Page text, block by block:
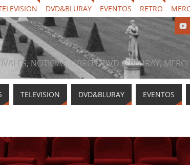
DVD&BLURAY EVENTOS RETRO
NOTICIAS, LIBROS, DVD & BLURAY,
TELEVISION DVD&BLURAY EVENTOS